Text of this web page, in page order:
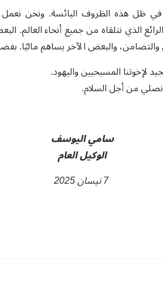
في ظل هذه الظروف اليائسة. ونحن
الذي نتلقاه من جميع أنحاء العالم.
والبعض الآخر يساهم ماليًا.
المسيحيين واليهود.
من أجل السلام.
سامي اليوسف
الوكيل العام
7 نيسان 2025